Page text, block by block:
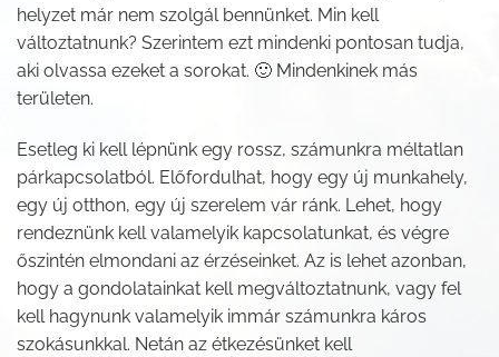
helyzet már nem szolgál bennünket. Min kell
változtatnunk? Szerintem ezt mindenki pontosan tudja,
aki olvassa ezeket a sorokat. 🙂 Mindenkinek más
területen.
Esetleg ki kell lépnünk egy rossz, számunkra méltatlan
párkapcsolatból. Előfordulhat, hogy egy új munkahely,
egy új otthon, egy új szerelem vár ránk. Lehet, hogy
rendeznünk kell valamelyik kapcsolatunkat, és végre
őszintén elmondani az érzéseinket. Az is lehet azonban,
hogy a gondolatainkat kell megváltoztatnunk, vagy fel
kell hagynunk valamelyik immár számunkra káros
szokásunkkal. Netán az étkezésünket kell